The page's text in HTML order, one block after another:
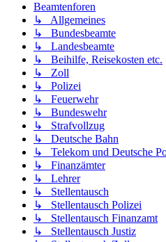
Beamtenforen
↳ Allgemeines
↳ Bundesbeamte
↳ Landesbeamte
↳ Beihilfe, Reisekosten etc.
↳ Zoll
↳ Polizei
↳ Feuerwehr
↳ Bundeswehr
↳ Strafvollzug
↳ Deutsche Bahn
↳ Telekom und Deutsche
↳ Finanzämter
↳ Lehrer
↳ Stellentausch
↳ Stellentausch Polizei
↳ Stellentausch Finanzamt
↳ Stellentausch Justiz